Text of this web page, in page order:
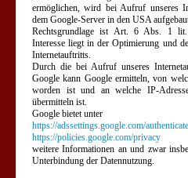
ermöglichen, wird bei Aufruf unseres
dem Google-Server in den USA
Rechtsgrundlage ist Art. 6 Abs. 1
Interesse liegt in der Optimierung und
Internetauftritts.
Durch die bei Aufruf unseres
Google kann Google ermitteln, von
worden ist und an welche IP-
übermitteln ist.
Google bietet unter
https://adssettings.google.com/
https://policies.google.com/privacy
weitere Informationen an und zwar
Unterbindung der Datennutzung.